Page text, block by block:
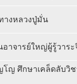
างหลวงปู่มั่น
าจารย์ใหญ่ผู้รู้วาระ
ญ ศึกษาเคล็ดลับวิช